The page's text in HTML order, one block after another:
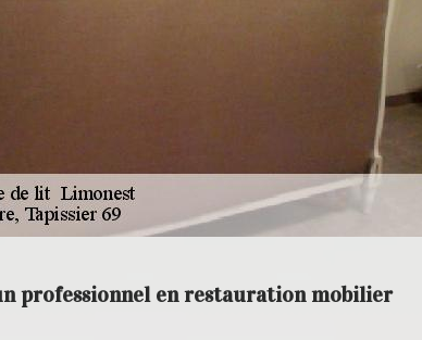
professionnel en restauration mobilier